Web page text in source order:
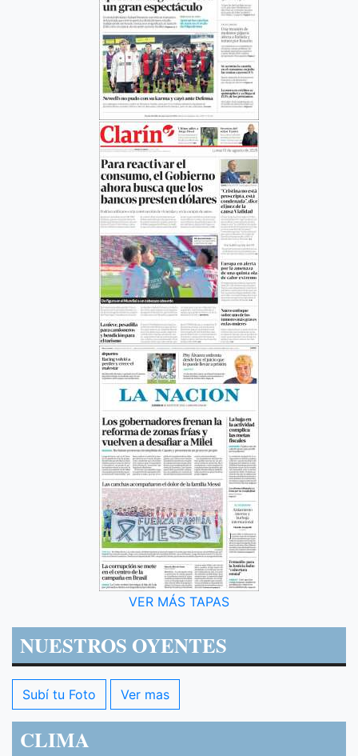
VER MÁS TAPAS
NUESTROS OYENTES
Subí tu Foto Ver mas
CLIMA